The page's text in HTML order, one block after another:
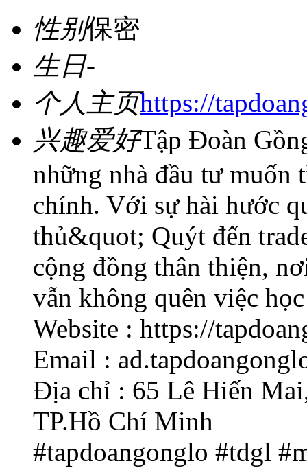
性别保密
生日-
个人主页https://
兴趣爱好Tập Đoàn
những nhà đầu tư
chính. Với sự hài hước
thủ&quot; Quýt đến
cộng đồng thân thiện,
vẫn không quên việc
Website : https://
Email :
Địa chỉ : 65 Lê Hiến
TP.Hồ Chí Minh
#tapdoangonglo #tdgl